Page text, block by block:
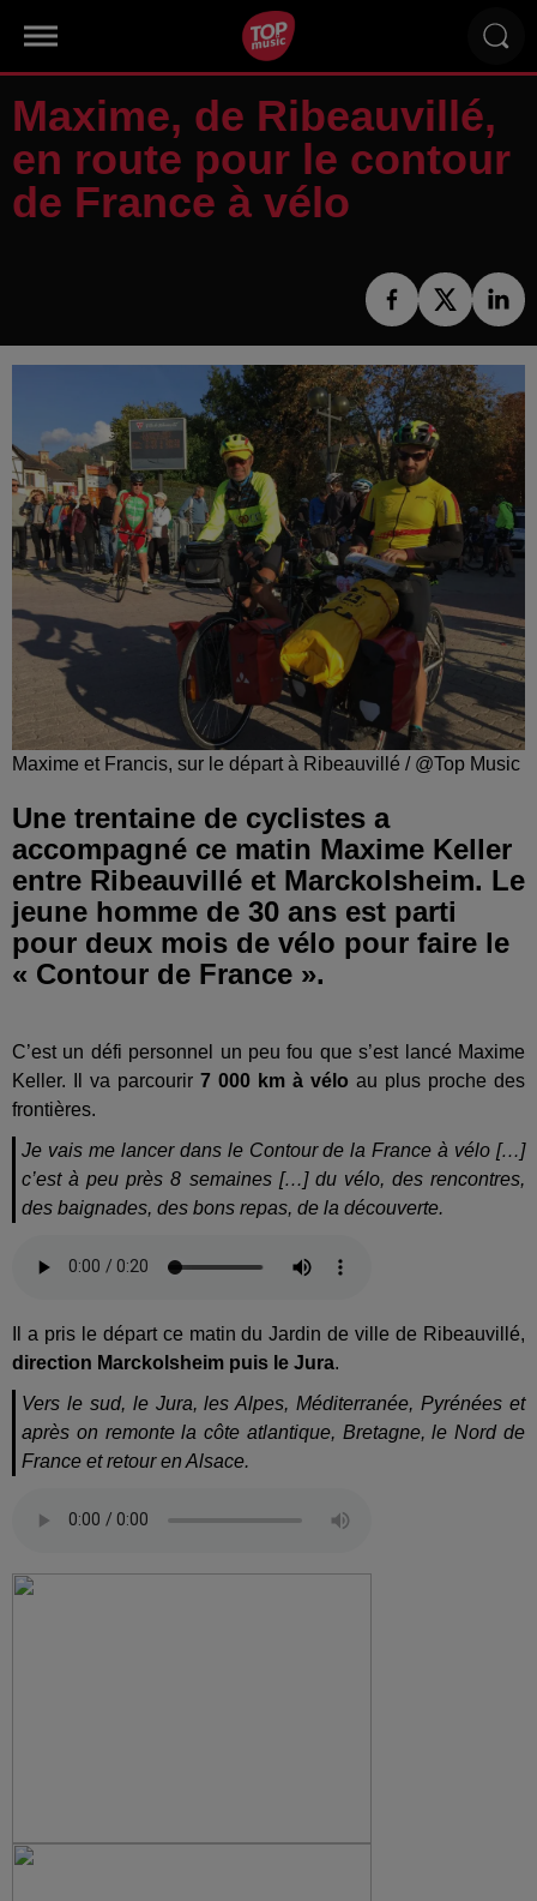
Maxime, de Ribeauvillé,
en route pour le contour
de France à vélo
Maxime et Francis, sur le départ à Ribeauvillé / @Top Music
Une trentaine de cyclistes a
accompagné ce matin Maxime Keller
entre Ribeauvillé et Marckolsheim. Le
jeune homme de 30 ans est parti
pour deux mois de vélo pour faire le
« Contour de France ».
C’est un défi personnel un peu fou que s’est lancé Maxime
Keller. Il va parcourir 7 000 km à vélo au plus proche des
frontières.
Je vais me lancer dans le Contour de la France à vélo […]
c’est à peu près 8 semaines […] du vélo, des rencontres,
des baignades, des bons repas, de la découverte.
Il a pris le départ ce matin du Jardin de ville de Ribeauvillé,
direction Marckolsheim puis le Jura.
Vers le sud, le Jura, les Alpes, Méditerranée, Pyrénées et
après on remonte la côte atlantique, Bretagne, le Nord de
France et retour en Alsace.